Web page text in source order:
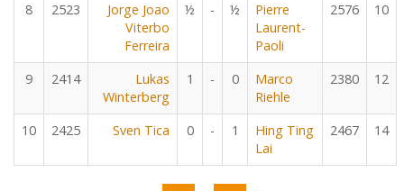
8 2523
Jorge Joao
Viterbo
Ferreira
½ - ½
Pierre
Laurent-
Paoli
2576 10
9 2414
Lukas
Winterberg
1 - 0
Marco
Riehle
2380 12
10 2425 Sven Tica 0 - 1
Hing Ting
Lai
2467 14